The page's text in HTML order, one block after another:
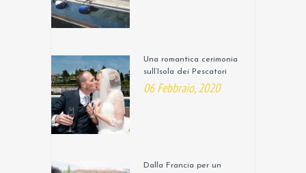
Una romantica cerimonia
sull’Isola dei Pescatori
06 Febbraio, 2020
Dalla Francia per un